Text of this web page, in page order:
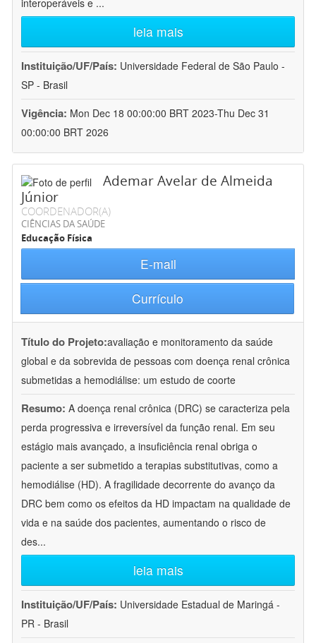
interoperáveis e ...
leia mais
Instituição/UF/País: Universidade Federal de São Paulo -
SP - Brasil
Vigência: Mon Dec 18 00:00:00 BRT 2023-Thu Dec 31
00:00:00 BRT 2026
Ademar Avelar de Almeida
Júnior
COORDENADOR(A)
CIÊNCIAS DA SAÚDE
Educação Física
E-mail
Currículo
Título do Projeto:avaliação e monitoramento da saúde
global e da sobrevida de pessoas com doença renal crônica
submetidas a hemodiálise: um estudo de coorte
Resumo: A doença renal crônica (DRC) se caracteriza pela
perda progressiva e irreversível da função renal. Em seu
estágio mais avançado, a insuficiência renal obriga o
paciente a ser submetido a terapias substitutivas, como a
hemodiálise (HD). A fragilidade decorrente do avanço da
DRC bem como os efeitos da HD impactam na qualidade de
vida e na saúde dos pacientes, aumentando o risco de
des...
leia mais
Instituição/UF/País: Universidade Estadual de Maringá -
PR - Brasil